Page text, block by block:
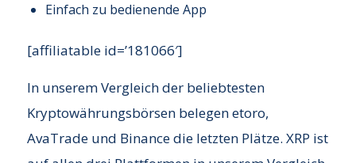
Einfach zu bedienende App
[affiliatable id=’181066′]
In unserem Vergleich der beliebtesten
Kryptowährungsbörsen belegen etoro,
AvaTrade und Binance die letzten Plätze. XRP ist